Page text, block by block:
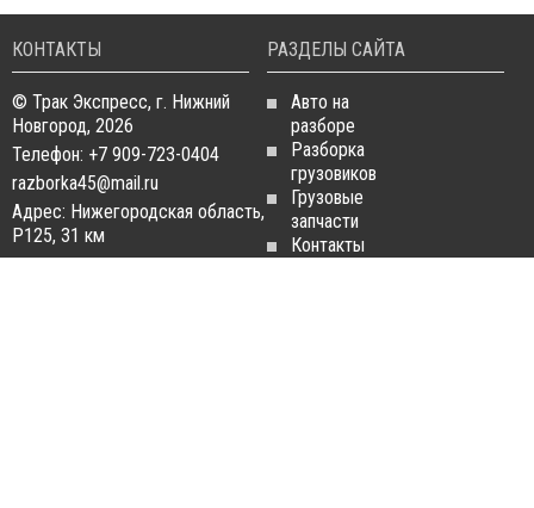
КОНТАКТЫ
© Трак Экспресс, г. Нижний
Новгород, 2026
Телефон: +7 909-723-0404
razborka45@mail.ru
Адрес: Нижегородская область,
Р125, 31 км
РАЗДЕЛЫ САЙТА
Авто на
разборе
Разборка
грузовиков
Грузовые
запчасти
Контакты